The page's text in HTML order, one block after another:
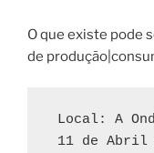
O que existe pode
de
Local: A
11 de Abril